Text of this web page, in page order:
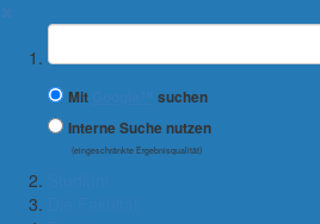
Suchbegriff
Mit
suchen
Interne Suche nutzen
(eingeschränkte Ergebnisqualität)